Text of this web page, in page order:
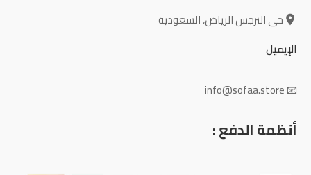
حى النرجس الرياض، السعودية
الإيميل
📧 info@sofaa.store
أنظمة الدفع :